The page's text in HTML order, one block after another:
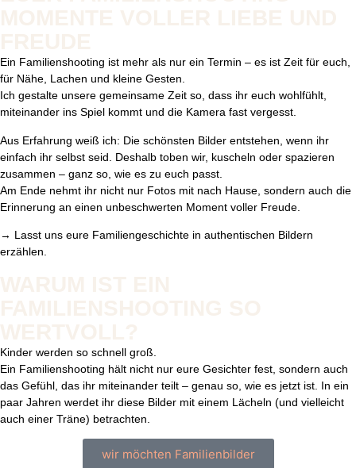
Ein Familienshooting ist mehr als nur ein Termin – es ist Zeit für euch,
für Nähe, Lachen und kleine Gesten.
Ich gestalte unsere gemeinsame Zeit so, dass ihr euch wohlfühlt,
miteinander ins Spiel kommt und die Kamera fast vergesst.
Aus Erfahrung weiß ich: Die schönsten Bilder entstehen, wenn ihr
einfach ihr selbst seid. Deshalb toben wir, kuscheln oder spazieren
zusammen – ganz so, wie es zu euch passt.
Am Ende nehmt ihr nicht nur Fotos mit nach Hause, sondern auch die
Erinnerung an einen unbeschwerten Moment voller Freude.
→ Lasst uns eure Familiengeschichte in authentischen Bildern
erzählen.
Kinder werden so schnell groß.
Ein Familienshooting hält nicht nur eure Gesichter fest, sondern auch
das Gefühl, das ihr miteinander teilt – genau so, wie es jetzt ist. In ein
paar Jahren werdet ihr diese Bilder mit einem Lächeln (und vielleicht
auch einer Träne) betrachten.
wir möchten Familienbilder